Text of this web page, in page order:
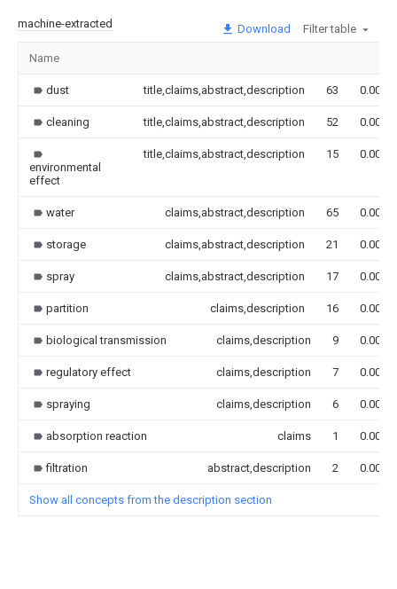
machine-extracted Download Filter table
Name
dust title,claims,abstract,description 63 0.000
cleaning title,claims,abstract,description 52 0.000
environmental
effect
title,claims,abstract,description 15 0.000
water claims,abstract,description 65 0.000
storage claims,abstract,description 21 0.000
spray claims,abstract,description 17 0.000
partition claims,description 16 0.000
biological transmission claims,description 9 0.000
regulatory effect claims,description 7 0.000
spraying claims,description 6 0.000
absorption reaction claims 1 0.000
filtration abstract,description 2 0.000
Show all concepts from the description section